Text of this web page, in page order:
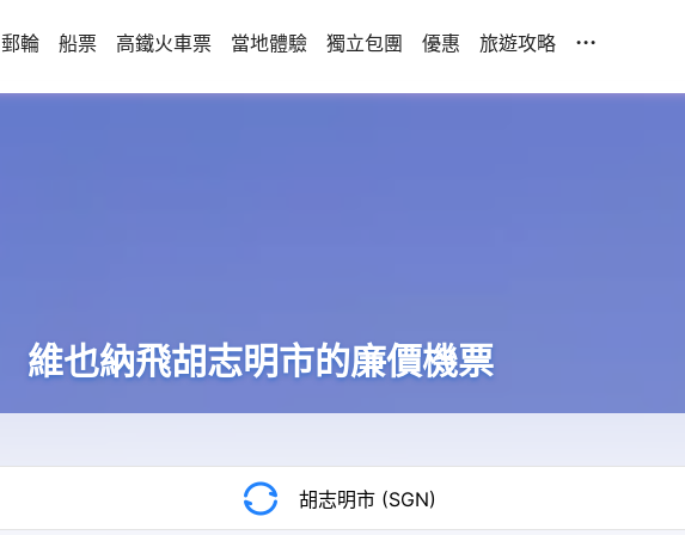
郵輪 船票 高鐵火車票 當地體驗 獨立包團 優惠 旅遊攻略 ...
維也納飛胡志明市的廉價機票